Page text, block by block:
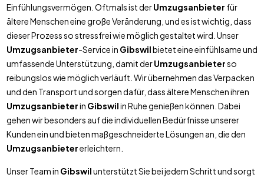
Einfühlungsvermögen. Oftmals ist derUmzugsanbieter für
ältere Menschen eine große Veränderung, und es ist wichtig, dass
dieser Prozess so stressfrei wie möglich gestaltet wird. Unser
Umzugsanbieter-Service in Gibswilbietet eine einfühlsame und
umfassende Unterstützung, damit derUmzugsanbieterso
reibungslos wie möglich verläuft. Wir übernehmen das Verpacken
und den Transport und sorgen dafür, dass ältere Menschen ihren
Umzugsanbieterin Gibswilin Ruhe genießen können. Dabei
gehen wir besonders auf die individuellen Bedürfnisse unserer
Kunden ein und bieten maßgeschneiderte Lösungen an, die den
Umzugsanbietererleichtern.
Unser Team in Gibswilunterstützt Sie bei jedem Schritt und sorgt